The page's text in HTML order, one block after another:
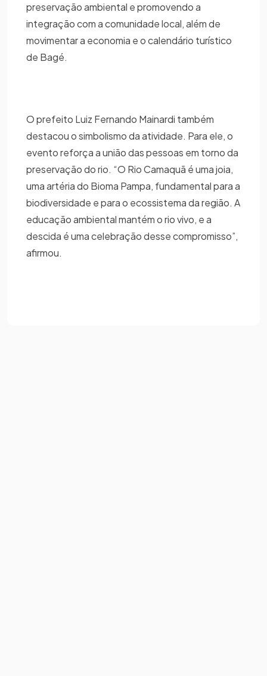
preservação ambiental e promovendo a
integração com a comunidade local, além de
movimentar a economia e o calendário turístico
de Bagé.
O prefeito Luiz Fernando Mainardi também
destacou o simbolismo da atividade. Para ele, o
evento reforça a união das pessoas em torno da
preservação do rio. “O Rio Camaquã é uma joia,
uma artéria do Bioma Pampa, fundamental para a
biodiversidade e para o ecossistema da região. A
educação ambiental mantém o rio vivo, e a
descida é uma celebração desse compromisso”,
afirmou.